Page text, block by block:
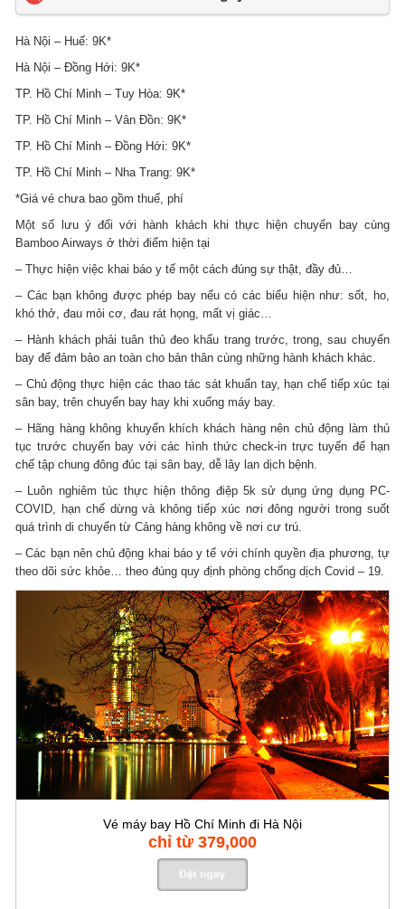
Hà Nội – Huế: 9K*
Hà Nội – Đồng Hới: 9K*
TP. Hồ Chí Minh – Tuy Hòa: 9K*
TP. Hồ Chí Minh – Vân Đồn: 9K*
TP. Hồ Chí Minh – Đồng Hới: 9K*
TP. Hồ Chí Minh – Nha Trang: 9K*
*Giá vé chưa bao gồm thuế, phí
Một số lưu ý đối với hành khách khi thực hiện chuyến bay cùng
Bamboo Airways ở thời điểm hiện tại
– Thực hiện việc khai báo y tế một cách đúng sự thật, đầy đủ…
– Các bạn không được phép bay nếu có các biểu hiện như: sốt, ho,
khó thở, đau mỏi cơ, đau rát họng, mất vị giác…
– Hành khách phải tuân thủ đeo khẩu trang trước, trong, sau chuyến
bay để đảm bảo an toàn cho bản thân cùng những hành khách khác.
– Chủ động thực hiện các thao tác sát khuẩn tay, hạn chế tiếp xúc tại
sân bay, trên chuyến bay hay khi xuống máy bay.
– Hãng hàng không khuyến khích khách hàng nên chủ động làm thủ
tục trước chuyến bay với các hình thức check-in trực tuyến để hạn
chế tập chung đông đúc tại sân bay, dễ lây lan dịch bệnh.
– Luôn nghiêm túc thực hiện thông điệp 5k sử dụng ứng dụng PC-
COVID, hạn chế dừng và không tiếp xúc nơi đông người trong suốt
quá trình di chuyển từ Cảng hàng không về nơi cư trú.
– Các bạn nên chủ động khai báo y tế với chính quyền địa phương, tự
theo dõi sức khỏe… theo đúng quy định phòng chống dịch Covid – 19.
Vé máy bay Hồ Chí Minh đi Hà Nội
chỉ từ 379,000